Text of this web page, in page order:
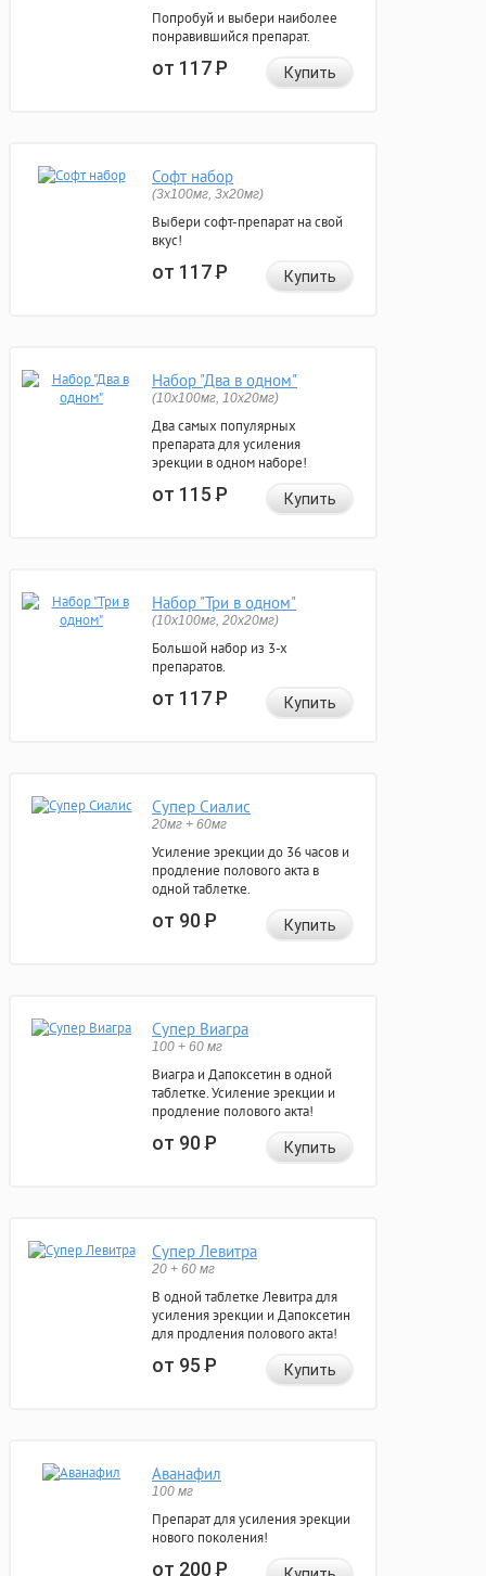
Попробуй и выбери наиболее
понравившийся препарат.
от 117Р Купить
Софт набор
(3x100мг, 3x20мг)
Выбери софт-препарат на свой
вкус!
от 117Р Купить
Набор "Два в одном"
(10x100мг, 10x20мг)
Два самых популярных
препарата для усиления
эрекции в одном наборе!
от 115Р Купить
Набор "Три в одном"
(10x100мг, 20x20мг)
Большой набор из 3-х
препаратов.
от 117Р Купить
Супер Сиалис
20мг + 60мг
Усиление эрекции до 36 часов и
продление полового акта в
одной таблетке.
от 90Р Купить
Супер Виагра
100 + 60 мг
Виагра и Дапоксетин в одной
таблетке. Усиление эрекции и
продление полового акта!
от 90Р Купить
Супер Левитра
20 + 60 мг
В одной таблетке Левитра для
усиления эрекции и Дапоксетин
для продления полового акта!
от 95Р Купить
Аванафил
100 мг
Препарат для усиления эрекции
нового поколения!
от 200Р